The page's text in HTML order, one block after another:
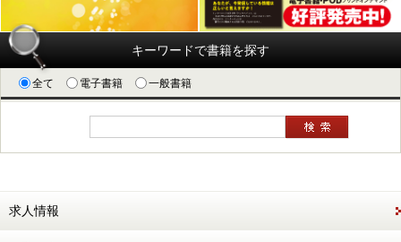
キーワードで書籍を探す
全て 電子書籍 一般書籍
求人情報